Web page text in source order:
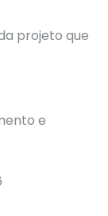
projeto que
e